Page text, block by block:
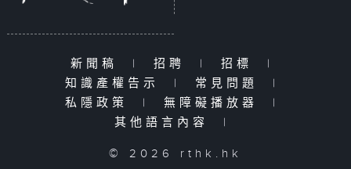
新聞稿 | 招聘 | 招標
|
知識產權告示
| 常見問題
|
私隱政策
| 無障礙播放器
|
其他語言內容
|
© 2026 rthk.hk